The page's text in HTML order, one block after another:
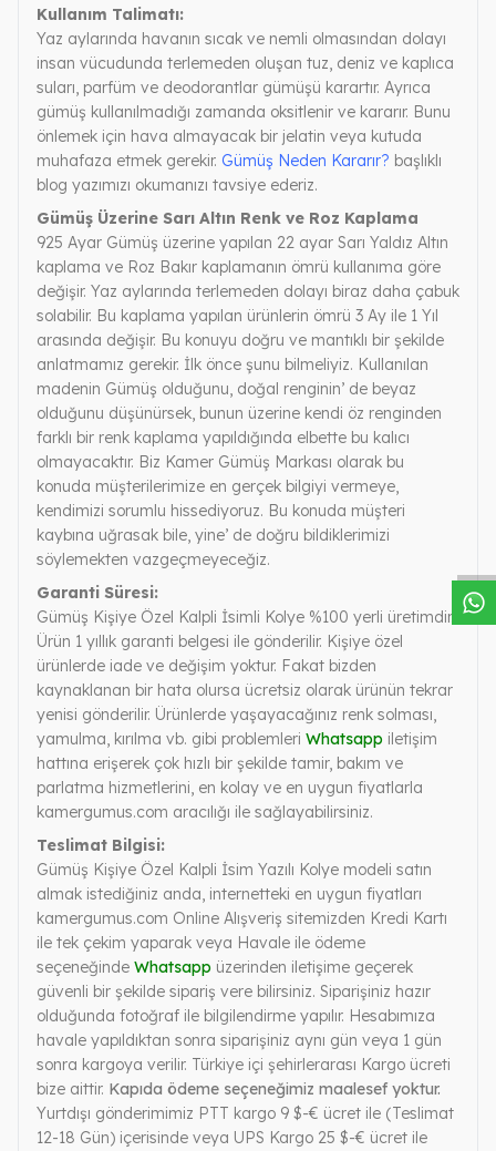
Kullanım Talimatı:
Yaz aylarında havanın sıcak ve nemli olmasından dolayı
insan vücudunda terlemeden oluşan tuz, deniz ve kaplıca
suları, parfüm ve deodorantlar gümüşü karartır. Ayrıca
gümüş kullanılmadığı zamanda oksitlenir ve kararır. Bunu
önlemek için hava almayacak bir jelatin veya kutuda
muhafaza etmek gerekir. Gümüş Neden Kararır? başlıklı
blog yazımızı okumanızı tavsiye ederiz.
Gümüş Üzerine Sarı Altın Renk ve Roz Kaplama
925 Ayar Gümüş üzerine yapılan 22 ayar Sarı Yaldız Altın
kaplama ve Roz Bakır kaplamanın ömrü kullanıma göre
değişir. Yaz aylarında terlemeden dolayı biraz daha çabuk
solabilir. Bu kaplama yapılan ürünlerin ömrü 3 Ay ile 1 Yıl
arasında değişir. Bu konuyu doğru ve mantıklı bir şekilde
anlatmamız gerekir. İlk önce şunu bilmeliyiz. Kullanılan
madenin Gümüş olduğunu, doğal renginin’ de beyaz
olduğunu düşünürsek, bunun üzerine kendi öz renginden
farklı bir renk kaplama yapıldığında elbette bu kalıcı
olmayacaktır. Biz Kamer Gümüş Markası olarak bu
konuda müşterilerimize en gerçek bilgiyi vermeye,
kendimizi sorumlu hissediyoruz. Bu konuda müşteri
kaybına uğrasak bile, yine’ de doğru bildiklerimizi
söylemekten vazgeçmeyeceğiz.
Garanti Süresi:
Gümüş Kişiye Özel Kalpli İsimli Kolye %100 yerli üretimdir.
Ürün 1 yıllık garanti belgesi ile gönderilir. Kişiye özel
ürünlerde iade ve değişim yoktur. Fakat bizden
kaynaklanan bir hata olursa ücretsiz olarak ürünün tekrar
yenisi gönderilir. Ürünlerde yaşayacağınız renk solması,
yamulma, kırılma vb. gibi problemleri Whatsapp iletişim
hattına erişerek çok hızlı bir şekilde tamir, bakım ve
parlatma hizmetlerini, en kolay ve en uygun fiyatlarla
kamergumus.com aracılığı ile sağlayabilirsiniz.
Teslimat Bilgisi:
Gümüş Kişiye Özel Kalpli İsim Yazılı Kolye modeli satın
almak istediğiniz anda, internetteki en uygun fiyatları
kamergumus.com Online Alışveriş sitemizden Kredi Kartı
ile tek çekim yaparak veya Havale ile ödeme
seçeneğinde Whatsapp üzerinden iletişime geçerek
güvenli bir şekilde sipariş vere bilirsiniz. Siparişiniz hazır
olduğunda fotoğraf ile bilgilendirme yapılır. Hesabımıza
havale yapıldıktan sonra siparişiniz aynı gün veya 1 gün
sonra kargoya verilir. Türkiye içi şehirlerarası Kargo ücreti
bize aittir. Kapıda ödeme seçeneğimiz maalesef yoktur.
Yurtdışı gönderimimiz PTT kargo 9 $-€ ücret ile (Teslimat
12-18 Gün) içerisinde veya UPS Kargo 25 $-€ ücret ile